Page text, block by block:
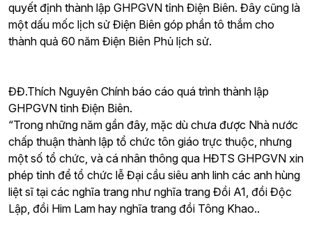
quyết định thành lập GHPGVN tỉnh Điện Biên. Đây cũng là
một dấu mốc lịch sử Điện Biên góp phần tô thắm cho
thành quả 60 năm Điện Biên Phủ lịch sử.
ĐĐ.Thích Nguyên Chính báo cáo quá trình thành lập
GHPGVN tỉnh Điện Biên.
“Trong những năm gần đây, mặc dù chưa được Nhà nước
chấp thuận thành lập tổ chức tôn giáo trực thuộc, nhưng
một số tổ chức, và cá nhân thông qua HĐTS GHPGVN xin
phép tỉnh để tổ chức lễ Đại cầu siêu anh linh các anh hùng
liệt sĩ tại các nghĩa trang như nghĩa trang Đồi A1, đồi Độc
Lập, đồi Him Lam hay nghĩa trang đồi Tông Khao..